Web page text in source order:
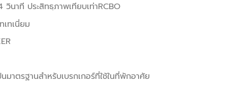
าที ประสิทธฺภาพเทียบเท่าRCBO
ทเนี่ยม
ตรฐานสำหรับเบรกเกอร์ที่ใช้ในที่พักอาศัย